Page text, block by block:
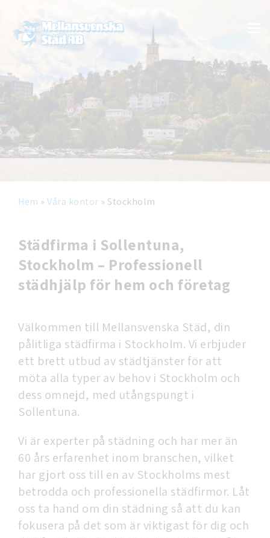
Hem » Våra kontor » Stockholm
Städfirma i Sollentuna,
Stockholm – Professionell
städhjälp för hem och företag
Välkommen till Mellansvenska Städ, din
pålitliga städfirma i Stockholm. Vi erbjuder
ett brett utbud av städtjänster för att
möta alla typer av behov i Stockholm och
dess omnejd, med utångspungt i
Sollentuna.
Vi är experter på städning och har mer än
60 års erfarenhet inom branschen, vilket
har gjort oss till en av Stockholms mest
betrodda och professionella städfirmor. Låt
oss ta hand om din städning så att du kan
fokusera på det som är viktigast för dig och